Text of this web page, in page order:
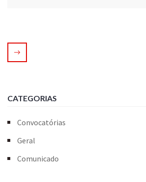
CATEGORIAS
Convocatórias
Geral
Comunicado